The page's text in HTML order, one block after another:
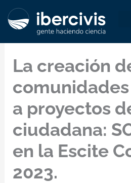
La creación
a proyectos
ciudadana:
en la Escite
2023.